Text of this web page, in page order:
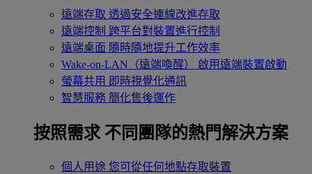
遠端存取 透過安全連線改進存取
遠端控制 跨平台對裝置進行控制
遠端桌面 隨時隨地提升工作效率
Wake-on-LAN（遠端喚醒）
啟用遠端裝置啟動
螢幕共用 即時視覺化通訊
智慧服務 簡化售後運作
按照需求 不同團隊的熱門解決方案
個人用途 您可從任何地點存取裝置